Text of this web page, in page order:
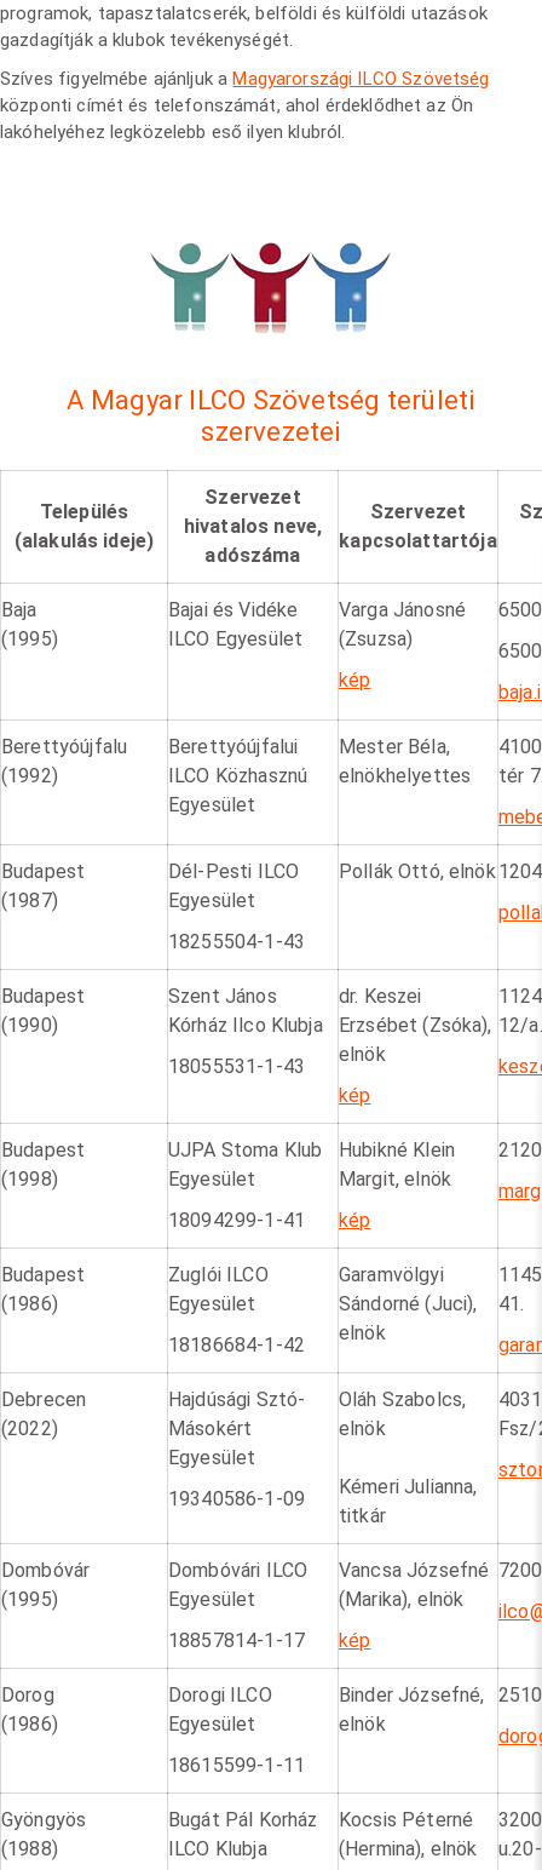
programok, tapasztalatcserék, belföldi és külföldi utazások
gazdagítják a klubok tevékenységét.
Szíves figyelmébe ajánljuk aMagyarországi ILCO Szövetség
központi címét és telefonszámát, ahol érdeklődhet az Ön
lakóhelyéhez legközelebb eső ilyen klubról.
A Magyar ILCO Szövetség területi
szervezetei
Település
(alakulás ideje)
Szervezet
hivatalos neve,
adószáma
Szervezet
kapcsolattartója
Baja
(1995)
Bajai és Vidéke
ILCO Egyesület
Varga Jánosné
(Zsuzsa)
kép
Berettyóújfalu
(1992)
Berettyóújfalui
ILCO Közhasznú
Egyesület
Mester Béla,
elnökhelyettes
tér
Budapest
(1987)
Dél-Pesti ILCO
Egyesület
18255504-1-43
Pollák Ottó, elnök
Budapest
(1990)
Szent János
Kórház Ilco Klubja
18055531-1-43
dr. Keszei
Erzsébet (Zsóka),
elnök
kép
12/a.
Budapest
(1998)
UJPA Stoma Klub
Egyesület
18094299-1-41
Hubikné Klein
Margit, elnök
kép
Budapest
(1986)
Zuglói ILCO
Egyesület
18186684-1-42
Garamvölgyi
Sándorné (Juci),
elnök
41.
Debrecen
(2022)
Hajdúsági Sztó-
Másokért
Egyesület
19340586-1-09
Oláh Szabolcs,
elnök
Kémeri Julianna,
titkár
Fsz/
Dombóvár
(1995)
Dombóvári ILCO
Egyesület
18857814-1-17
Vancsa Józsefné
(Marika), elnök
kép
Dorog
(1986)
Dorogi ILCO
Egyesület
18615599-1-11
Binder Józsefné,
elnök
Gyöngyös
(1988)
Bugát Pál Korház
ILCO Klubja
Kocsis Péterné
(Hermina), elnök